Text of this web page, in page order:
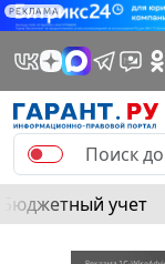
РЕКЛАМА
Бюджетный учет